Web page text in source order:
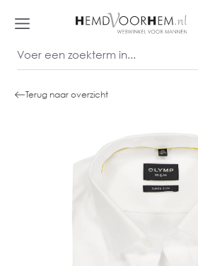
Terug naar overzicht